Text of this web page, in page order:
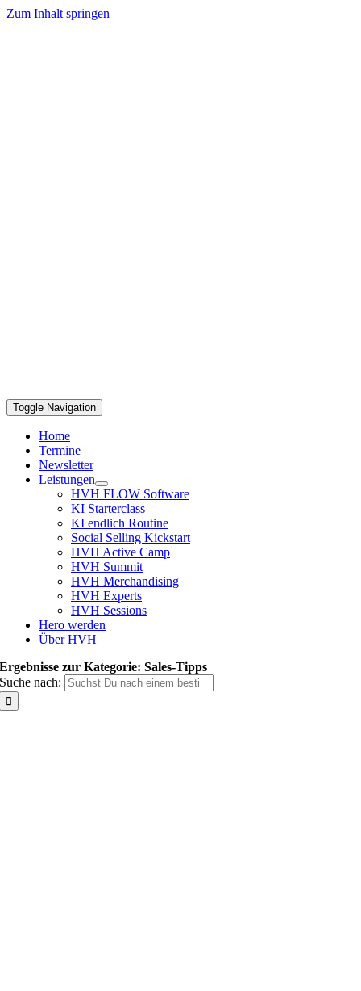
Zum Inhalt springen
Toggle Navigation
Home
Termine
Newsletter
Leistungen
HVH FLOW Software
KI Starterclass
KI endlich Routine
Social Selling Kickstart
HVH Active Camp
HVH Summit
HVH Merchandising
HVH Experts
HVH Sessions
Hero werden
Über HVH
Ergebnisse zur Kategorie: Sales-Tipps
Suche nach: